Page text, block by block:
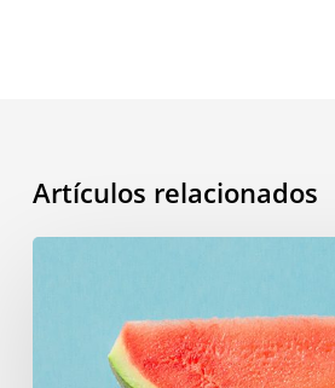
Artículos relacionados